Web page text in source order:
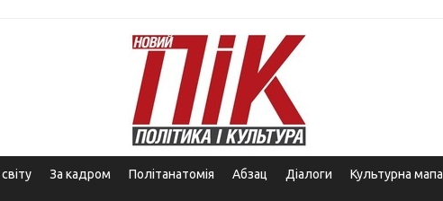
За кадром Політанатомія Абзац Діалоги Культурна мапа